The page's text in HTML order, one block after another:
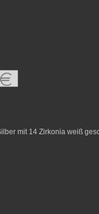
mit 14 Zirkonia weiß